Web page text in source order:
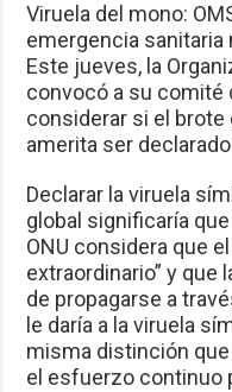
Viruela del mono:
emergencia sanitaria
Este jueves, la
convocó a su comité
considerar si el
amerita ser
Declarar la viruela
global significaría
ONU considera que
extraordinario” y que
de propagarse a
le daría a la viruela
misma distinción que
el esfuerzo continuo